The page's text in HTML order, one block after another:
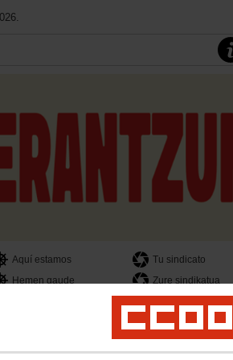
Aquí estamos Tu sindicato
Hemen gaude
Zure sindikatua
Emakumeak Gazteak Lan
Mujeres Jóvenes Salud Laboral y Medio